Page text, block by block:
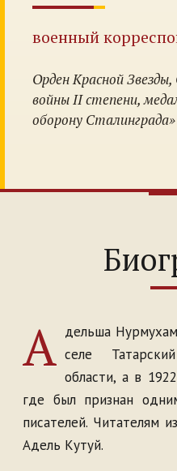
военный
Орден Красной
войны II степени,
оборону Сталинграда»
А дельша
селе
области, а в
где был признан
писателей. Читателям
Адель Кутуй.